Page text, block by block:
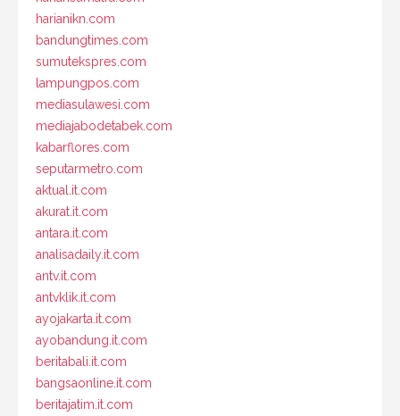
harianikn.com
bandungtimes.com
sumutekspres.com
lampungpos.com
mediasulawesi.com
mediajabodetabek.com
kabarflores.com
seputarmetro.com
aktual.it.com
akurat.it.com
antara.it.com
analisadaily.it.com
antv.it.com
antvklik.it.com
ayojakarta.it.com
ayobandung.it.com
beritabali.it.com
bangsaonline.it.com
beritajatim.it.com